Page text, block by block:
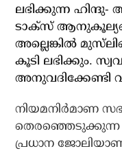
ലഭിക്കുന്ന
ടാക്‌സ്
അല്ലെങ്കില്‍
കൂടി ലഭിക്കും.
അനുവദിക്കേണ്ടി
നിയമനിര്‍മാണ
തെരഞ്ഞെടുക്കുന്ന
പ്രധാന